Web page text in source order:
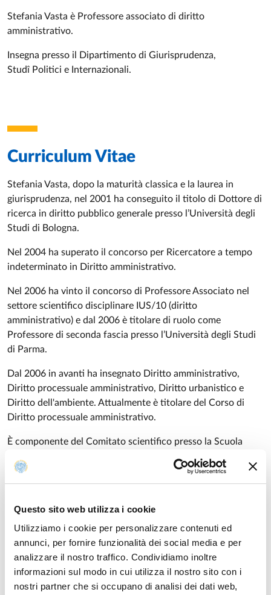
Questo sito web utilizza i cookie
Utilizziamo i cookie per personalizzare contenuti ed
annunci, per fornire funzionalità dei social media e per
analizzare il nostro traffico. Condividiamo inoltre
informazioni sul modo in cui utilizza il nostro sito con i
nostri partner che si occupano di analisi dei dati web,
Stefania Vasta è Professore associato di diritto
amministrativo.
Insegna presso il Dipartimento di Giurisprudenza,
Studî Politici e Internazionali.
Curriculum Vitae
Stefania Vasta, dopo la maturità classica e la laurea in
giurisprudenza, nel 2001 ha conseguito il titolo di Dottore di
ricerca in diritto pubblico generale presso l’Università degli
Studi di Bologna.
Nel 2004 ha superato il concorso per Ricercatore a tempo
indeterminato in Diritto amministrativo.
Nel 2006 ha vinto il concorso di Professore Associato nel
settore scientifico disciplinare IUS/10 (diritto
amministrativo) e dal 2006 è titolare di ruolo come
Professore di seconda fascia presso l’Università degli Studi
di Parma.
Dal 2006 in avanti ha insegnato Diritto amministrativo,
Diritto processuale amministrativo, Diritto urbanistico e
Diritto dell'ambiente. Attualmente è titolare del Corso di
Diritto processuale amministrativo.
È componente del Comitato scientifico presso la Scuola
2008 è Avvocato cassazionista.
Tra i temi di ricerca di maggiore interesse figurano l’attività
procedimentale dell’amministrazione, l’autotutela, gli accordi
amministrativi, il governo del territorio e i contratti pubblici.